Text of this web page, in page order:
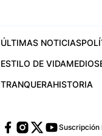
ÚLTIMAS NOTICIAS
ESTILO DE VIDAMEDIOS
TRANQUERAHISTORIA
Suscripción